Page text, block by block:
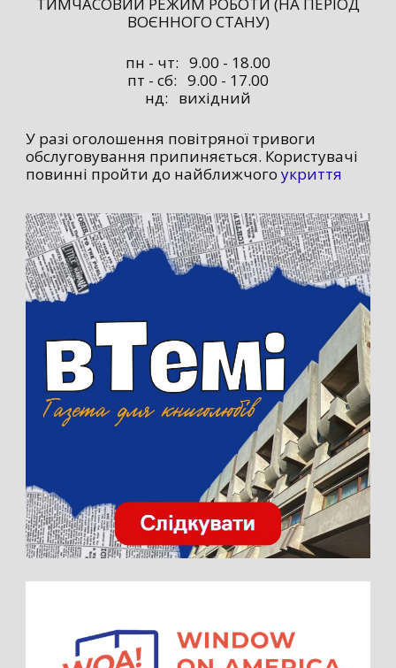
ВОЄННОГО СТАНУ)
пн - чт: 9.00 - 18.00
пт - сб: 9.00 - 17.00
нд: вихідний
У разі оголошення повітряної тривоги
обслуговування припиняється. Користувачі
повинні пройти до найближчого укриття